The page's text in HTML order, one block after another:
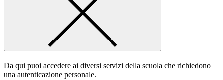
Da qui puoi accedere ai diversi servizi della scuola che richiedono
una autenticazione personale.